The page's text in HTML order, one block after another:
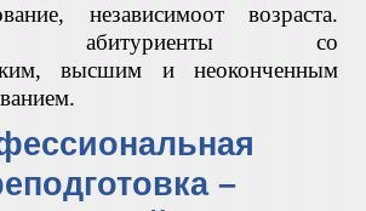
независимоот возраста.
абитуриенты со
высшим и неоконченным
–